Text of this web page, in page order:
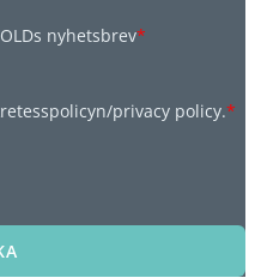
nyhetsbrev*
privacy policy.*